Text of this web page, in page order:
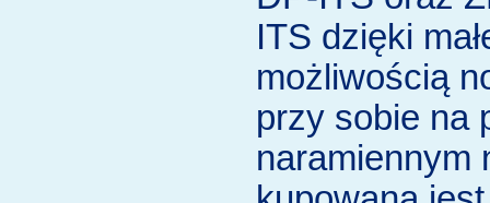
ITS dzięki
możliwością
przy sobie na
naramiennym